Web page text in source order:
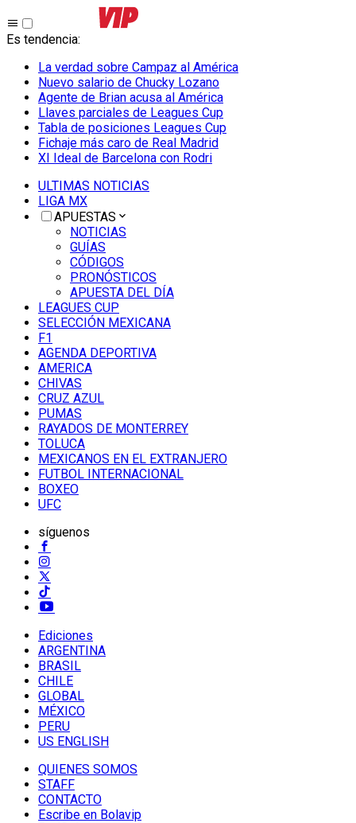
Es tendencia:
La verdad sobre Campaz al América
Nuevo salario de Chucky Lozano
Agente de Brian acusa al América
Llaves parciales de Leagues Cup
Tabla de posiciones Leagues Cup
Fichaje más caro de Real Madrid
XI Ideal de Barcelona con Rodri
ULTIMAS NOTICIAS
LIGA MX
APUESTAS
NOTICIAS
GUÍAS
CÓDIGOS
PRONÓSTICOS
APUESTA DEL DÍA
LEAGUES CUP
SELECCIÓN MEXICANA
F1
AGENDA DEPORTIVA
AMERICA
CHIVAS
CRUZ AZUL
PUMAS
RAYADOS DE MONTERREY
TOLUCA
MEXICANOS EN EL EXTRANJERO
FUTBOL INTERNACIONAL
BOXEO
UFC
síguenos
Ediciones
ARGENTINA
BRASIL
CHILE
GLOBAL
MÉXICO
PERU
US ENGLISH
QUIENES SOMOS
STAFF
CONTACTO
Escribe en Bolavip